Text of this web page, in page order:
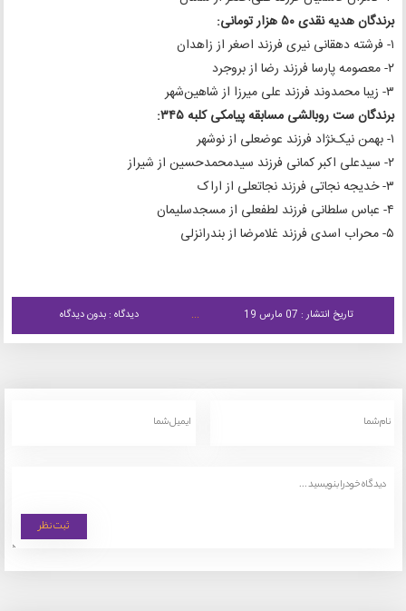
برندگان هدیه نقدی ۵۰ هزار تومانی:
۱- فرشته دهقانی نیری فرزند اصغر از زاهدان
۲- معصومه پارسا فرزند رضا از بروجرد
۳- زیبا محمدوند فرزند علی میرزا از شاهین‌شهر
برندگان ست روبالشی مسابقه پیامکی کلبه ۳۴۵:
۱- بهمن نیک‌نژاد فرزند عوضعلی از نوشهر
۲- سیدعلی اکبر کمانی فرزند سیدمحمدحسین از شیراز
۳- خدیجه نجاتی فرزند نجاتعلی از اراک
۴- عباس سلطانی فرزند لطفعلی از مسجدسلیمان
۵- محراب اسدی فرزند غلامرضا از بندرانزلی
تاریخ انتشار : 07 مارس 19 دیدگاه : بدون دیدگاه